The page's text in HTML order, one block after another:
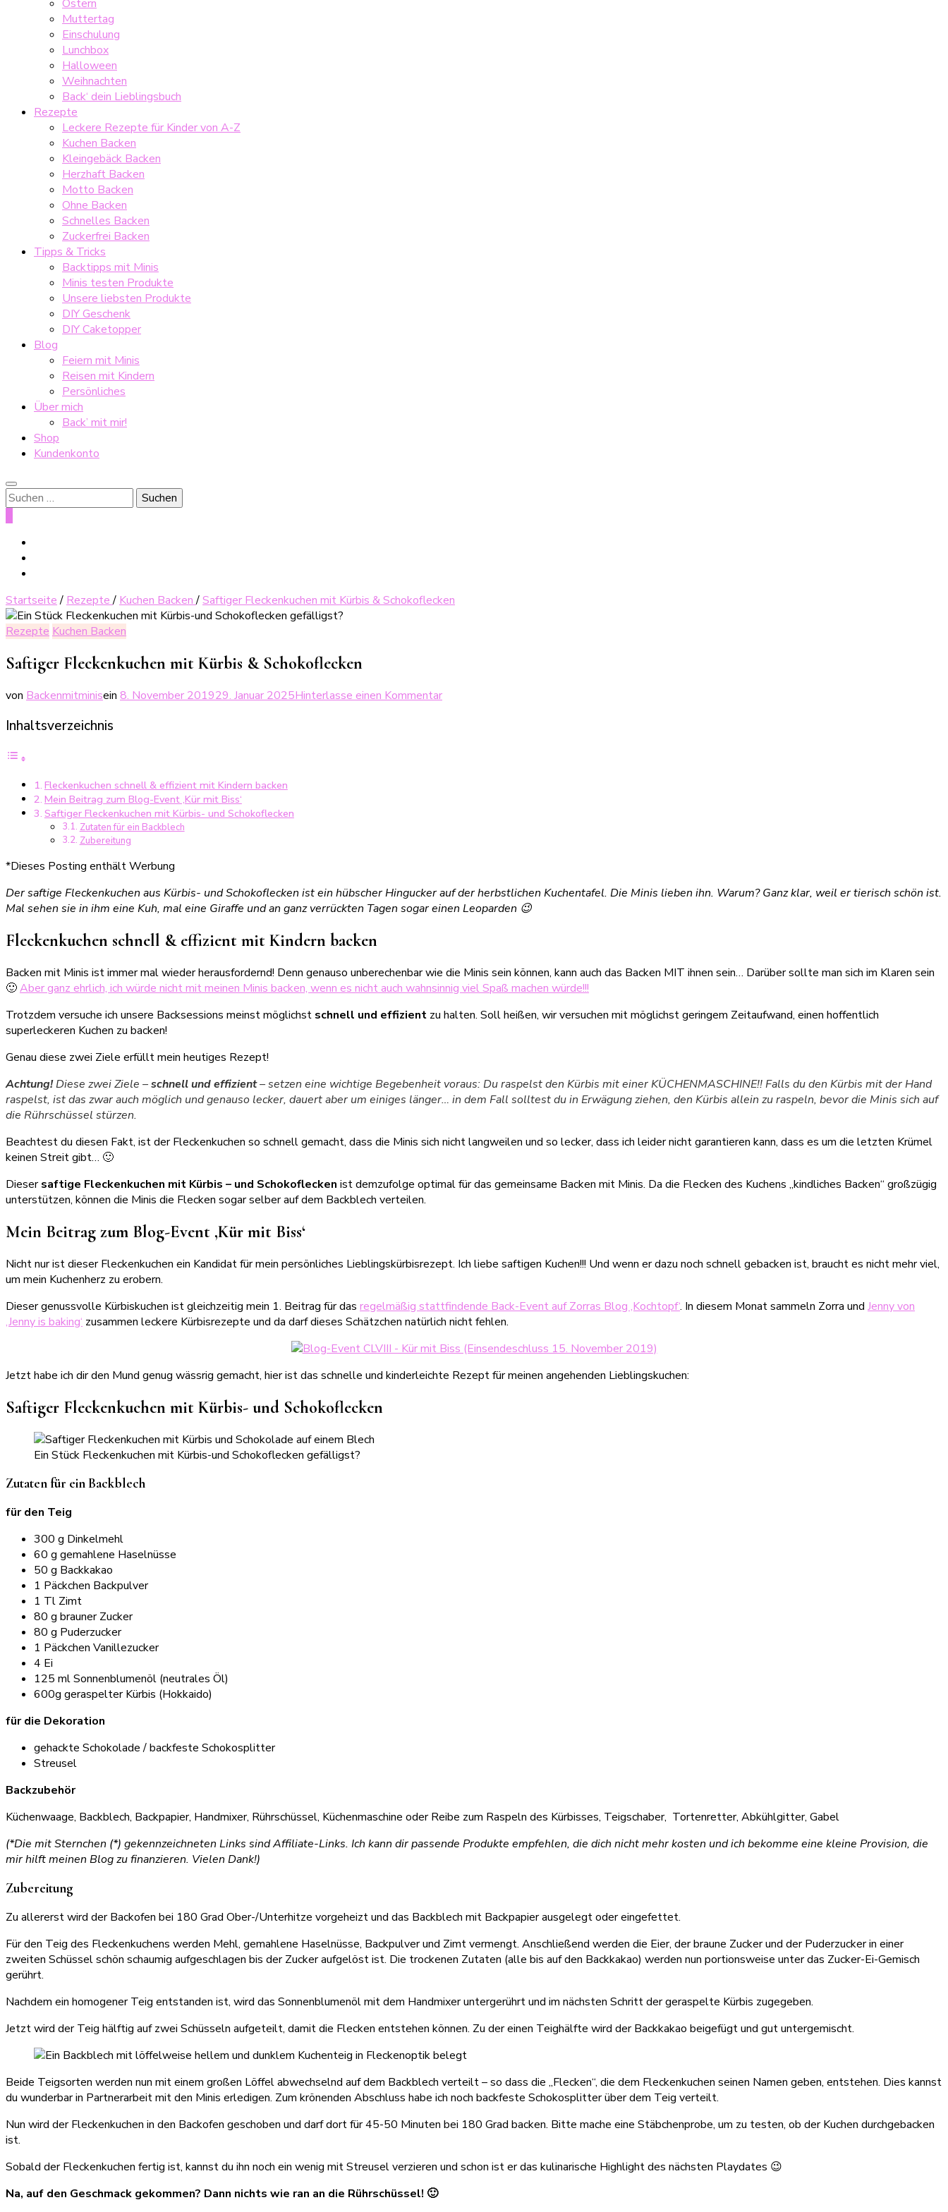
Ostern
Muttertag
Einschulung
Lunchbox
Halloween
Weihnachten
Back‘ dein Lieblingsbuch
Rezepte
Leckere Rezepte für Kinder von A-Z
Kuchen Backen
Kleingebäck Backen
Herzhaft Backen
Motto Backen
Ohne Backen
Schnelles Backen
Zuckerfrei Backen
Tipps & Tricks
Backtipps mit Minis
Minis testen Produkte
Unsere liebsten Produkte
DIY Geschenk
DIY Caketopper
Blog
Feiern mit Minis
Reisen mit Kindern
Persönliches
Über mich
Back’ mit mir!
Shop
Kundenkonto
Suche
nach:
Startseite / Rezepte/ Kuchen Backen/Saftiger Fleckenkuchen mit Kürbis & Schokoflecken
Rezepte Kuchen Backen
Saftiger Fleckenkuchen mit Kürbis & Schokoflecken
von Backenmitminisein 8. November 201929. Januar 2025Hinterlasse einen Kommentarzu
Inhaltsverzeichnis
Fleckenkuchen schnell & effizient mit Kindern backen
Mein Beitrag zum Blog-Event ‚Kür mit Biss‘
Saftiger Fleckenkuchen mit Kürbis- und Schokoflecken
Zutaten für ein Backblech
Zubereitung
*Dieses Posting enthält Werbung
Der saftige Fleckenkuchen aus Kürbis- und Schokoflecken ist ein hübscher Hingucker auf der herbstlichen Kuchentafel. Die Minis lieben ihn. Warum? Ganz klar, weil er tierisch schön ist.
Mal sehen sie in ihm eine Kuh, mal eine Giraffe und an ganz verrückten Tagen sogar einen Leoparden 😉
Fleckenkuchen schnell & effizient mit Kindern backen
Backen mit Minis ist immer mal wieder herausfordernd! Denn genauso unberechenbar wie die Minis sein können, kann auch das Backen MIT ihnen sein… Darüber sollte man sich im Klaren sein
🙂Aber ganz ehrlich, ich würde nicht mit meinen Minis backen, wenn es nicht auch wahnsinnig viel Spaß machen würde!!!
Trotzdem versuche ich unsere Backsessions meinst möglichst schnell und effizient zu halten. Soll heißen, wir versuchen mit möglichst geringem Zeitaufwand, einen hoffentlich
superleckeren Kuchen zu backen!
Genau diese zwei Ziele erfüllt mein heutiges Rezept!
Achtung!Diese zwei Ziele –schnell und effizient– setzen eine wichtige Begebenheit voraus: Du raspelst den Kürbis mit einer KÜCHENMASCHINE!! Falls du den Kürbis mit der Hand
raspelst, ist das zwar auch möglich und genauso lecker, dauert aber um einiges länger… in dem Fall solltest du in Erwägung ziehen, den Kürbis allein zu raspeln, bevor die Minis sich auf
die Rührschüssel stürzen.
Beachtest du diesen Fakt, ist der Fleckenkuchen so schnell gemacht, dass die Minis sich nicht langweilen und so lecker, dass ich leider nicht garantieren kann, dass es um die letzten Krümel
keinen Streit gibt… 🙂
Diesersaftige Fleckenkuchen mit Kürbis – und Schokoflecken ist demzufolge optimal für das gemeinsame Backen mit Minis. Da die Flecken des Kuchens „kindliches Backen“ großzügig
unterstützen, können die Minis die Flecken sogar selber auf dem Backblech verteilen.
Mein Beitrag zum Blog-Event ‚Kür mit Biss‘
Nicht nur ist dieser Fleckenkuchen ein Kandidat für mein persönliches Lieblingskürbisrezept. Ich liebe saftigen Kuchen!!! Und wenn er dazu noch schnell gebacken ist, braucht es nicht mehr viel,
um mein Kuchenherz zu erobern.
Dieser genussvolle Kürbiskuchen ist gleichzeitig mein 1. Beitrag für das regelmäßig stattfindende Back-Event auf Zorras Blog ‚Kochtopf‘. In diesem Monat sammeln Zorra und Jenny von
‚Jenny is baking‘ zusammen leckere Kürbisrezepte und da darf dieses Schätzchen natürlich nicht fehlen.
Jetzt habe ich dir den Mund genug wässrig gemacht, hier ist das schnelle und kinderleichte Rezept für meinen angehenden Lieblingskuchen:
Saftiger Fleckenkuchen mit Kürbis- und Schokoflecken
Ein Stück Fleckenkuchen mit Kürbis-und Schokoflecken gefälligst?
Zutaten für ein Backblech
für den Teig
300 g Dinkelmehl
60 g gemahlene Haselnüsse
50 g Backkakao
1 Päckchen Backpulver
1 Tl Zimt
80 g brauner Zucker
80 g Puderzucker
1 Päckchen Vanillezucker
4 Ei
125 ml Sonnenblumenöl (neutrales Öl)
600g geraspelter Kürbis (Hokkaido)
für die Dekoration
gehackte Schokolade / backfeste Schokosplitter
Streusel
Backzubehör
Küchenwaage, Backblech, Backpapier, Handmixer, Rührschüssel, Küchenmaschine oder Reibe zum Raspeln des Kürbisses, Teigschaber, Tortenretter, Abkühlgitter, Gabel
(*Die mit Sternchen (*) gekennzeichneten Links sind Affiliate-Links. Ich kann dir passende Produkte empfehlen, die dich nicht mehr kosten und ich bekomme eine kleine Provision, die
mir hilft meinen Blog zu finanzieren. Vielen Dank!)
Zubereitung
Zu allererst wird der Backofen bei 180 Grad Ober-/Unterhitze vorgeheizt und das Backblech mit Backpapier ausgelegt oder eingefettet.
Für den Teig des Fleckenkuchens werden Mehl, gemahlene Haselnüsse, Backpulver und Zimt vermengt. Anschließend werden die Eier, der braune Zucker und der Puderzucker in einer
zweiten Schüssel schön schaumig aufgeschlagen bis der Zucker aufgelöst ist. Die trockenen Zutaten (alle bis auf den Backkakao) werden nun portionsweise unter das Zucker-Ei-Gemisch
gerührt.
Nachdem ein homogener Teig entstanden ist, wird das Sonnenblumenöl mit dem Handmixer untergerührt und im nächsten Schritt der geraspelte Kürbis zugegeben.
Jetzt wird der Teig hälftig auf zwei Schüsseln aufgeteilt, damit die Flecken entstehen können. Zu der einen Teighälfte wird der Backkakao beigefügt und gut untergemischt.
Beide Teigsorten werden nun mit einem großen Löffel abwechselnd auf dem Backblech verteilt – so dass die „Flecken“, die dem Fleckenkuchen seinen Namen geben, entstehen. Dies kannst
du wunderbar in Partnerarbeit mit den Minis erledigen. Zum krönenden Abschluss habe ich noch backfeste Schokosplitter über dem Teig verteilt.
Nun wird der Fleckenkuchen in den Backofen geschoben und darf dort für 45-50 Minuten bei 180 Grad backen. Bitte mache eine Stäbchenprobe, um zu testen, ob der Kuchen durchgebacken
ist.
Sobald der Fleckenkuchen fertig ist, kannst du ihn noch ein wenig mit Streusel verzieren und schon ist er das kulinarische Highlight des nächsten Playdates 😉
Na, auf den Geschmack gekommen? Dann nichts wie ran an die Rührschüssel! 🙂